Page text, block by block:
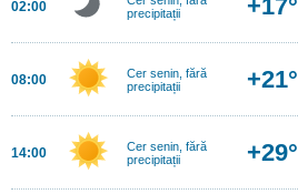
02:00
precipitații
+17°
08:00
Cer senin, fără
precipitații
+21°
14:00
Cer senin, fără
precipitații
+29°